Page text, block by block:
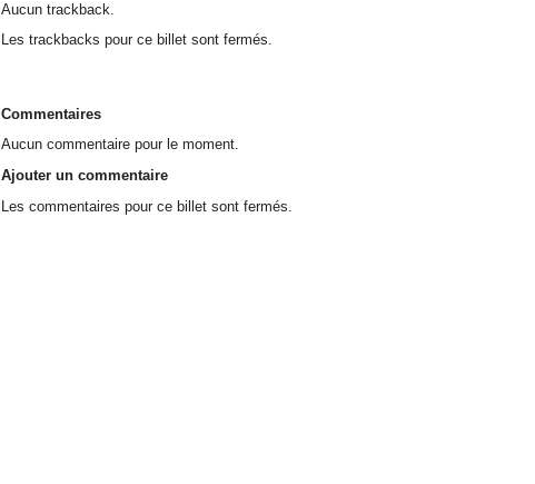
Aucun trackback.
Les trackbacks pour ce billet sont fermés.
Commentaires
Aucun commentaire pour le moment.
Ajouter un commentaire
Les commentaires pour ce billet sont fermés.